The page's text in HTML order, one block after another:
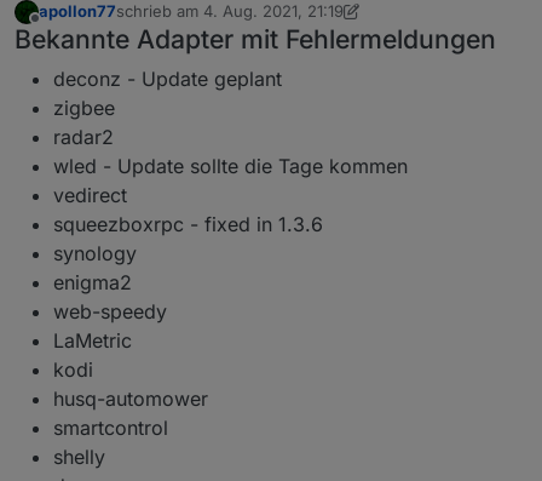
Offline
apollon77schrieb am 4. Aug. 2021, 21:19
zuletzt editiert von apollon778. Okt. 2021, 00:33
Bekannte Adapter mit Fehlermeldungen
deconz - Update geplant
zigbee
radar2
wled - Update sollte die Tage kommen
vedirect
squeezboxrpc - fixed in 1.3.6
synology
enigma2
web-speedy
LaMetric
kodi
husq-automower
smartcontrol
shelly